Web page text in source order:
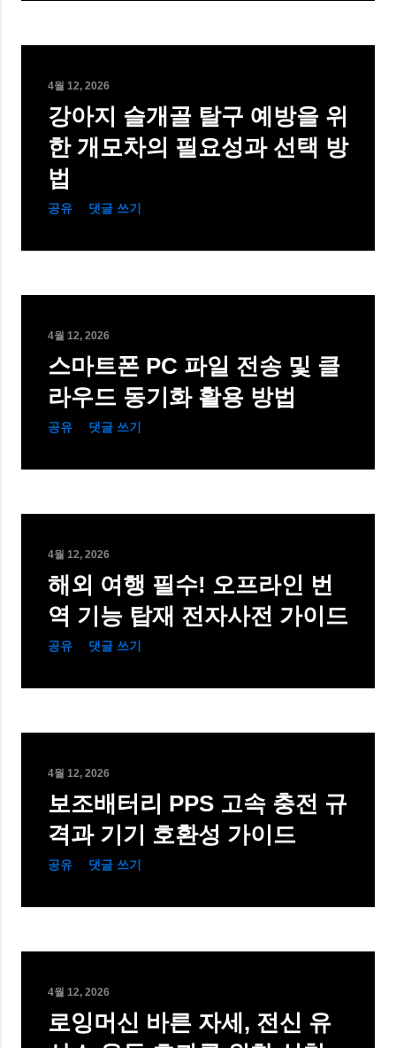
4월 12, 2026
강아지 슬개골 탈구 예방을 위
한 개모차의 필요성과 선택 방
법
공유 댓글 쓰기
4월 12, 2026
스마트폰 PC 파일 전송 및 클
라우드 동기화 활용 방법
공유 댓글 쓰기
4월 12, 2026
해외 여행 필수! 오프라인 번
역 기능 탑재 전자사전 가이드
공유 댓글 쓰기
4월 12, 2026
보조배터리 PPS 고속 충전 규
격과 기기 호환성 가이드
공유 댓글 쓰기
4월 12, 2026
로잉머신 바른 자세, 전신 유